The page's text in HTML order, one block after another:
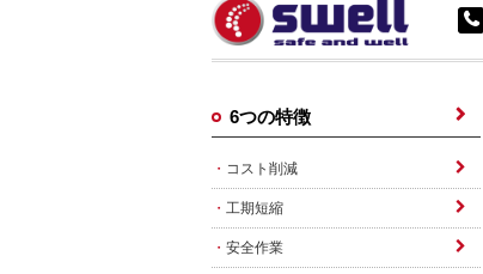
6つの特徴
コスト削減
工期短縮
安全作業